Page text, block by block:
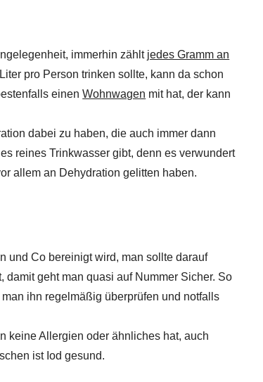
immerhin zählt jedes Gramm an
pro Person trinken sollte, kann da schon
einenWohnwagen mit hat, der kann
dabei zu haben, die auch immer dann
reines Trinkwasser gibt, denn es verwundert
allem an Dehydration gelitten haben.
und Co bereinigt wird, man sollte darauf
geht man quasi auf Nummer Sicher. So
ihn regelmäßig überprüfen und notfalls
keine Allergien oder ähnliches hat, auch
ist Iod gesund.